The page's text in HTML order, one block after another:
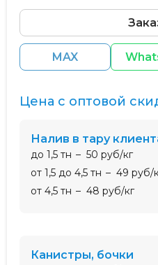
MAX
Цена с оптовой
налив в тару
до 1,5 тн
50 руб/кг
от 1,5 до 4,5 тн
49 руб/
от 4,5 тн
48 руб/кг
канистры, бочки